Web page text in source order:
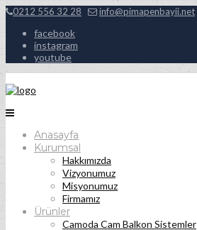
0212 556 32 28 info@pimapenbayii.net
facebook
instagram
youtube
Anasayfa
Kurumsal
Hakkımızda
Vizyonumuz
Misyonumuz
Firmamız
Ürünler
Camoda Cam Balkon Sistemler